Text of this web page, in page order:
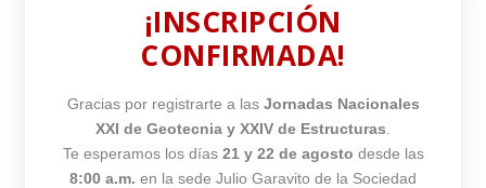
¡INSCRIPCIÓN
CONFIRMADA!
Gracias por registrarte a las Jornadas Nacionales
XXI de Geotecnia y XXIV de Estructuras
Te esperamos los días 21 y 22 de agosto desde las
8:00 a.m. en la sede Julio Garavito de la Sociedad